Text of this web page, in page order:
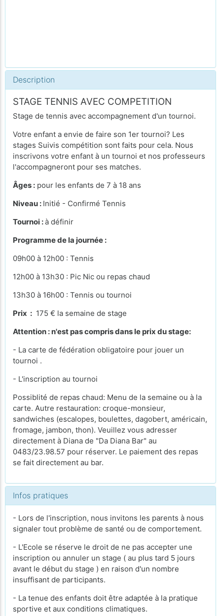
Description
STAGE TENNIS AVEC COMPETITION
Stage de tennis avec accompagnement d'un tournoi.
Votre enfant a envie de faire son 1er tournoi? Les
stages Suivis compétition sont faits pour cela. Nous
inscrivons votre enfant à un tournoi et nos professeurs
l'accompagneront pour ses matches.
Âges : pour les enfants de 7 à 18 ans
Niveau : Initié - Confirmé Tennis
Tournoi :à définir
Programme de la journée :
09h00 à 12h00 : Tennis
12h00 à 13h30 : Pic Nic ou repas chaud
13h30 à 16h00 : Tennis ou tournoi
Prix : 175 € la semaine de stage
Attention : n'est pas compris dans le prix du stage:
- La carte de fédération obligatoire pour jouer un
tournoi .
- L'inscription au tournoi
Possiblité de repas chaud: Menu de la semaine ou à la
carte. Autre restauration: croque-monsieur,
sandwiches (escalopes, boulettes, dagobert, américain,
fromage, jambon, thon). Veuillez vous adresser
directement à Diana de "Da Diana Bar" au
0483/23.98.57 pour réserver. Le paiement des repas
se fait directement au bar.
Infos pratiques
- Lors de l'inscription, nous invitons les parents à nous
signaler tout problème de santé ou de comportement.
- L'Ecole se réserve le droit de ne pas accepter une
inscription ou annuler un stage ( au plus tard 5 jours
avant le début du stage ) en raison d'un nombre
insuffisant de participants.
- La tenue des enfants doit être adaptée à la pratique
sportive et aux conditions climatiques.